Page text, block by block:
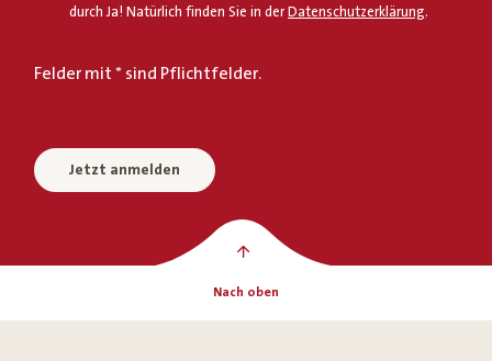
durch Ja! Natürlich finden Sie in derDatenschutzerklärung.
Felder mit * sind Pflichtfelder.
Jetzt anmelden
Nach oben